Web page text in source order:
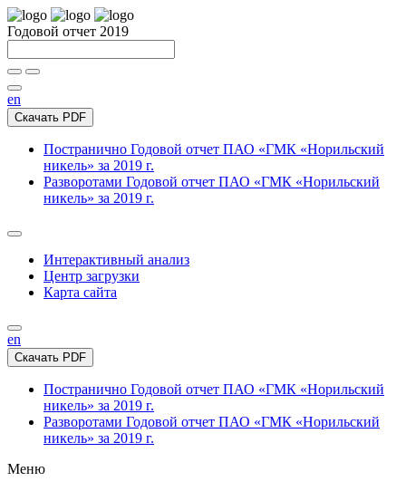
Годовой отчет 2019
en
Скачать PDF
Постранично Годовой отчет ПАО «ГМК «Норильский
никель» за 2019 г.
Разворотами Годовой отчет ПАО «ГМК «Норильский
никель» за 2019 г.
Интерактивный анализ
Центр загрузки
Карта сайта
en
Скачать PDF
Постранично Годовой отчет ПАО «ГМК «Норильский
никель» за 2019 г.
Разворотами Годовой отчет ПАО «ГМК «Норильский
никель» за 2019 г.
Меню